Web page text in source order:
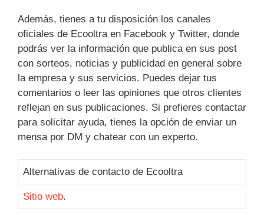
Además, tienes a tu disposición los canales
oficiales de Ecooltra en Facebook y Twitter, donde
podrás ver la información que publica en sus post
con sorteos, noticias y publicidad en general sobre
la empresa y sus servicios. Puedes dejar tus
comentarios o leer las opiniones que otros clientes
reflejan en sus publicaciones. Si prefieres contactar
para solicitar ayuda, tienes la opción de enviar un
mensa por DM y chatear con un experto.
Alternativas de contacto de Ecooltra
Sitio web.